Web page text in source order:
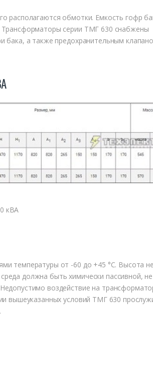
располагаются обмотки. Емкость гофр
серии ТМГ 630 снабжены
бака, а также предохранительным
кВА
температуры от -60 до +45 °С. Высота не
должна быть химически пассивной, не
воздействие на
вышеуказанных условий ТМГ 630